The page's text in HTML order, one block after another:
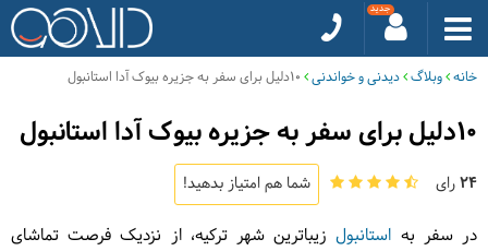
خانه وبلاگ دیدنی و خواندنی
10دلیل برای سفر به جزیره بیوک آدا استانبول
24رای شما هم امتیاز بدهید!
در سفر به استانبولزیباترین شهر ترکیه، از نزدیک فرصت تماشای